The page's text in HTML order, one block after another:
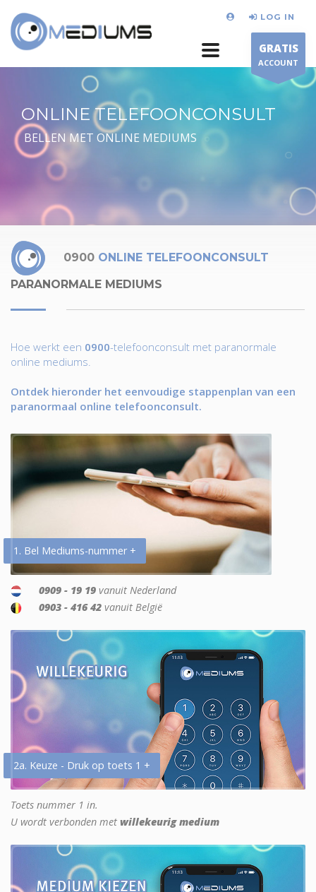
LOG IN
GRATIS
ACCOUNT
ONLINE TELEFOONCONSULT
BELLEN MET ONLINE MEDIUMS
0900 ONLINE TELEFOONCONSULT
PARANORMALE MEDIUMS
Hoe werkt een 0900-telefoonconsult met paranormale
online mediums.
Ontdek hieronder het eenvoudige stappenplan van een
paranormaal online telefoonconsult.
1. Bel Mediums-nummer +
0909 - 19 19 vanuit Nederland
0903 - 416 42 vanuit België
2a. Keuze - Druk op toets 1 +
Toets nummer 1 in.
U wordt verbonden met willekeurig medium